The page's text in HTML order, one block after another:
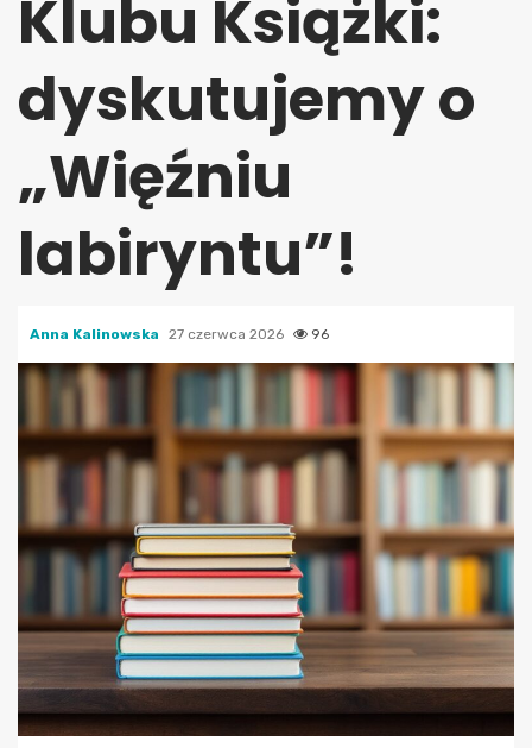
Klubu Książki:
dyskutujemy o
„Więźniu
labiryntu”!
Anna Kalinowska 27 czerwca 2026 96